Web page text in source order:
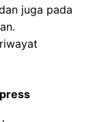
juga pada